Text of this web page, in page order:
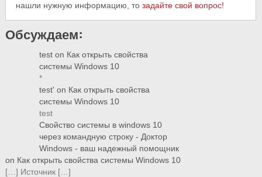
нашли нужную информацию, тозадайте свой вопрос!
Обсуждаем:
test on Как открыть свойства
системы Windows 10
*
test' on Как открыть свойства
системы Windows 10
test
Свойство системы в windows 10
через командную строку - Доктор
Windows - ваш надежный помощник
on Как открыть свойства системы Windows 10
[…] Источник […]